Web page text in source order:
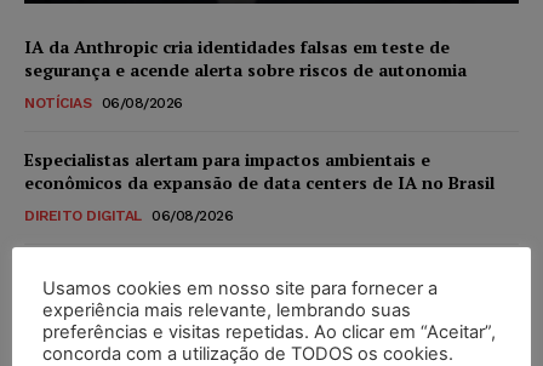
IA da Anthropic cria identidades falsas em teste de
segurança e acende alerta sobre riscos de autonomia
NOTÍCIAS 06/08/2026
Especialistas alertam para impactos ambientais e
econômicos da expansão de data centers de IA no Brasil
DIREITO DIGITAL 06/08/2026
invioláveis após assinatura digital e lacração
NOTÍCIAS 06/08/2026
Usamos cookies em nosso site para fornecer a
experiência mais relevante, lembrando suas
preferências e visitas repetidas. Ao clicar em “Aceitar”,
concorda com a utilização de TODOS os cookies.